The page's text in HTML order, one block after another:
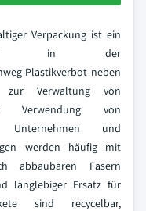
Verpackung ist ein
in der
Plastikverbot neben
zur Verwaltung von
Verwendung von
Unternehmen und
werden häufig mit
abbaubaren Fasern
langlebiger Ersatz für
sind recycelbar,